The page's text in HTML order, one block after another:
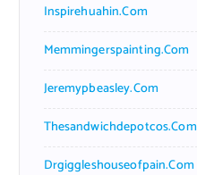
Inspirehuahin.com
Memmingerspainting.com
Jeremypbeasley.com
Thesandwichdepotcos.com
Drgiggleshouseofpain.com